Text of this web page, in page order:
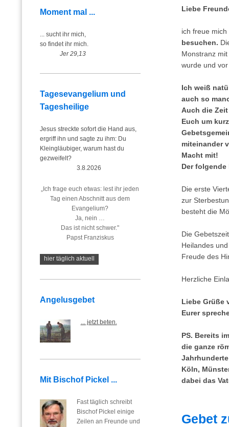
Liebe
ich freue
besuchen.
Monstranz
wurde und
Ich weiß
auch so
Auch die
Euch um
miteinander
Macht mit!
Der
Die erste
zur
besteht die
Die
Heilandes
Freude des
Herzliche
Liebe Grüße
Eurer
PS. Bereits
die ganze
Köln,
dabei das
Gebet
Moment mal ...
... sucht ihr mich,
so findet ihr mich.
Jer 29,13
Tagesevangelium und
Tagesheilige
Jesus streckte sofort die Hand aus,
ergriff ihn und sagte zu ihm: Du
Kleingläubiger, warum hast du
gezweifelt?
3.8.2026
„Ich frage euch etwas: lest ihr jeden
Tag einen Abschnitt aus dem
Evangelium?
Ja, nein …
Das ist nicht schwer."
Papst Franziskus
hier täglich aktuell
Angelusgebet
... jetzt beten.
Mit Bischof Pickel ...
Fast täglich schreibt
Bischof Pickel einige
Zeilen an Freunde und